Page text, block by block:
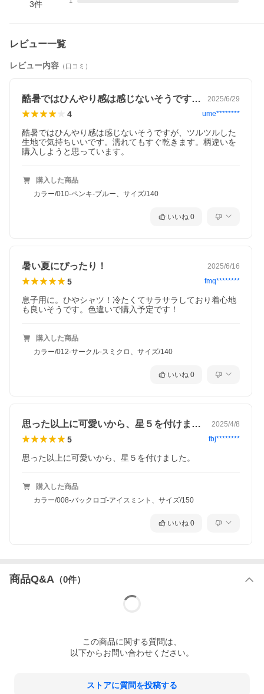
ーディネートが特におすすめです。
サイズ/スペック
サイズ 着丈
110cm
44 39 13.5
41
120cm
43
130cm
140cm
54 45 16.5
47
150cm
58 47 17
49
160cm
61 49 18
51
»サイズガイド
■素材・仕様
本体：綿65% ポリエステル35% / リブ：綿95% ポリウレタン5%
可 / 日陰つり干し/ 洗濯ネット使用 / プリント部分アイロン禁止
ご注意事項
・摩擦や水、汗などで色が移ることがあります。ご注意くださ
い。
・平置きにて採寸しているため、サイズや形に多少の誤差が生じ
・生産時期により、多少色味が異なる場合がございますが、素
材・サイズ等の品質に違いはございません。
3件
レビュー一覧
レビュー内容 （口コミ）
酷暑ではひんやり感は感じないそうですが… 2025/6/29
4 ume********
酷暑ではひんやり感は感じないそうですが、ツルツルした
生地で気持ちいいです。濡れてもすぐ乾きます。柄違いを
購入しようと思っています。
購入した商品
カラー/010-ペンキ-ブルー、サイズ/140
いいね 0
暑い夏にぴったり！ 2025/6/16
5 fmq********
息子用に。ひやシャツ！冷たくてサラサラしており着心地
購入した商品
カラー/012-サークル-スミクロ、サイズ/140
いいね 0
思った以上に可愛いから、星５を付けまし… 2025/4/8
5 fbj********
思った以上に可愛いから、星５を付けました。
購入した商品
カラー/008-バックロゴ-アイスミント、サイズ/150
いいね 0
商品Q&A （0件）
この商品に関する質問は、
以下からお問い合わせください。
ストアに質問を投稿する